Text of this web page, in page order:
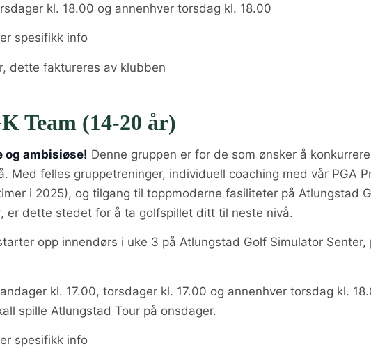
kl. 18.00 og annenhver torsdag kl. 18.00
spesifikk info
dette faktureres av klubben
Team (14-20 år)
og ambisiøse! Denne gruppen er for de som ønsker å
Med felles gruppetreninger, individuell coaching med vår PGA
i 2025), og tilgang til toppmoderne fasiliteter på Atlungstad
er dette stedet for å ta golfspillet ditt til neste nivå.
opp innendørs i uke 3 på Atlungstad Golf Simulator Senter,
kl. 17.00, torsdager kl. 17.00 og annenhver torsdag kl.
spille Atlungstad Tour på onsdager.
spesifikk info